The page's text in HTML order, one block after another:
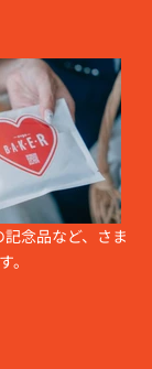
念品など、さま
。